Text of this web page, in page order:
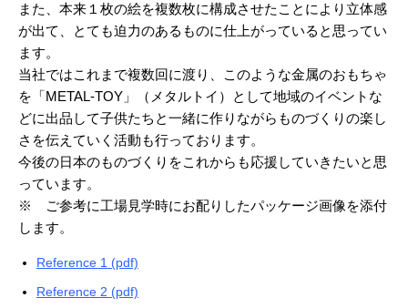
また、本来１枚の絵を複数枚に構成させたことにより立体感
が出て、とても迫力のあるものに仕上がっていると思ってい
ます。
当社ではこれまで複数回に渡り、このような金属のおもちゃ
を「METAL-TOY」（メタルトイ）として地域のイベントな
どに出品して子供たちと一緒に作りながらものづくりの楽し
さを伝えていく活動も行っております。
今後の日本のものづくりをこれからも応援していきたいと思
っています。
※ ご参考に工場見学時にお配りしたパッケージ画像を添付
します。
Reference 1 (pdf)
Reference 2 (pdf)